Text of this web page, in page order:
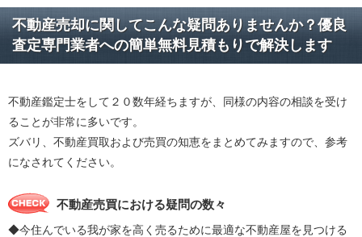
不動産売却に関してこんな疑問ありませんか？優良
査定専門業者への簡単無料見積もりで解決します
不動産鑑定士をして２０数年経ちますが、同様の内容の相談を受け
ることが非常に多いです。
ズバリ、不動産買取および売買の知恵をまとめてみますので、参考
になされてください。
不動産売買における疑問の数々
◆今住んでいる我が家を高く売るために最適な不動産屋を見つける